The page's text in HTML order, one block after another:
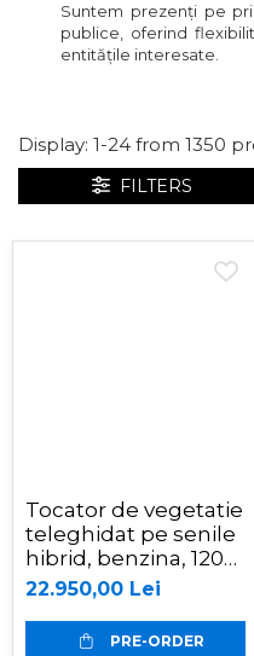
Tocatoare pe benzina
Tocatoare priza PTO
Retroexcavatoare
Utilaje sapat si prasit
Freze de pamant
Prasitoare
Suntem prezenți pe
publice, oferind
entitățile interesate.
Display: 1-24 from 1350
FILTERS
Tocator de vegetatie
teleghidat pe senile
hibrid, benzina, 120
cm, motor Loncin 18
cp, 150 m,
RSC120PRO Hibrid
22.950,00 Lei
PRE-ORDER